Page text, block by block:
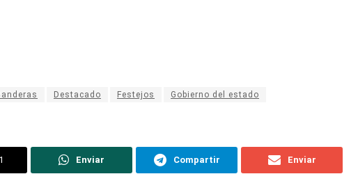
Destacado Festejos Gobierno del estado
1 Enviar Compartir Enviar